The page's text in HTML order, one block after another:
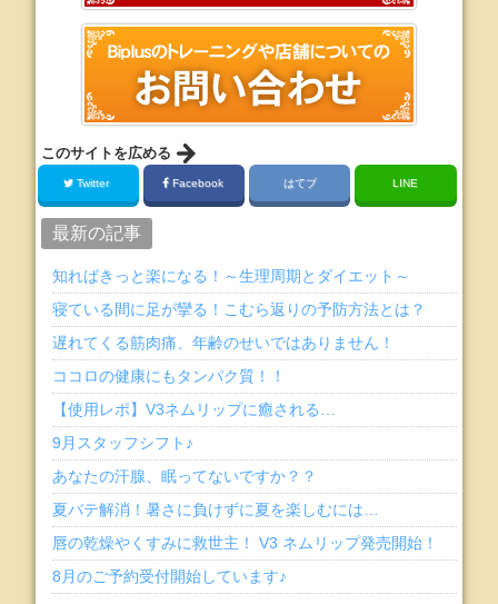
このサイトを広める
Twitter Facebook はてブ LINE
最新の記事
知ればきっと楽になる！～生理周期とダイエット～
寝ている間に足が攣る！こむら返りの予防方法とは？
遅れてくる筋肉痛、年齢のせいではありません！
ココロの健康にもタンパク質！！
【使用レポ】V3ネムリップに癒される…
9月スタッフシフト♪
あなたの汗腺、眠ってないですか？？
夏バテ解消！暑さに負けずに夏を楽しむには…
唇の乾燥やくすみに救世主！ V3 ネムリップ発売開始！
8月のご予約受付開始しています♪